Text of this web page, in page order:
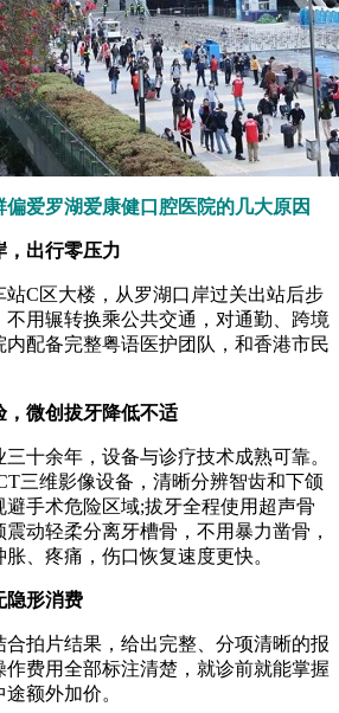
罗湖爱康健口腔医院的几大原因
出行零压力
C区大楼，从罗湖口岸过关出站后步
用辗转换乘公共交通，对通勤、跨境
内配备完整粤语医护团队，和香港市民
微创拔牙降低不适
余年，设备与诊疗技术成熟可靠。
三维影像设备，清晰分辨智齿和下颌
手术危险区域;拔牙全程使用超声骨
动轻柔分离牙槽骨，不用暴力凿骨，
、疼痛，伤口恢复速度更快。
形消费
拍片结果，给出完整、分项清晰的报
费用全部标注清楚，就诊前就能掌握
额外加价。